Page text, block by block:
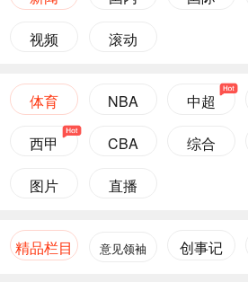
视频 滚动
体育 NBA 中超
西甲 CBA 综合
图片 直播
精品栏目 意见领袖 创事记